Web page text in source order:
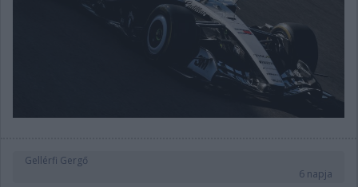
Gellérfi Gergő
6 napja